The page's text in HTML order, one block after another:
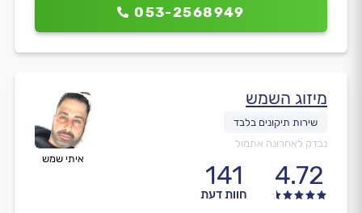
053-2568949
איתי שמש
מיזוג השמש
נבדק לאחרונה אתמול
4.72
141
חוות דעת